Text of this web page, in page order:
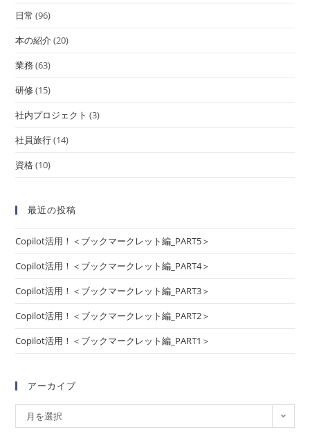
日常 (96)
本の紹介(20)
業務(63)
研修(15)
社内プロジェクト (3)
社員旅行(14)
資格(10)
最近の投稿
Copilot活用！＜ブックマークレット編_PART5＞
Copilot活用！＜ブックマークレット編_PART4＞
Copilot活用！＜ブックマークレット編_PART3＞
Copilot活用！＜ブックマークレット編_PART2＞
Copilot活用！＜ブックマークレット編_PART1＞
アーカイブ
月を選択